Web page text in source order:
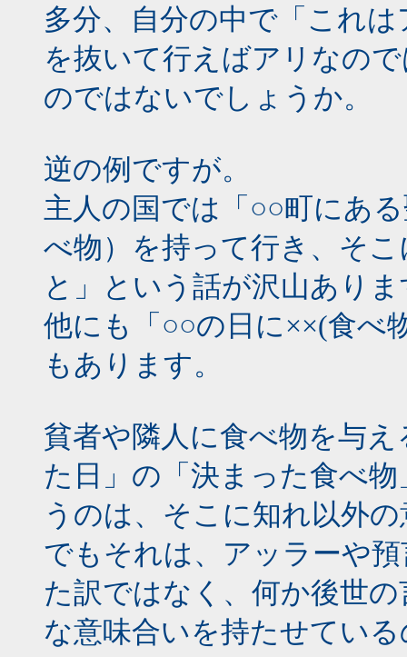
多分、自分の中で「これ
を抜いて行えばアリなの
のではないでしょうか。
逆の例ですが。
主人の国では「○○町にあ
べ物）を持って行き、そ
と」という話が沢山あり
他にも「○○の日に××(食べ
もあります。
貧者や隣人に食べ物を与
た日」の「決まった食べ
うのは、そこに知れ以外
でもそれは、アッラーや
た訳ではなく、何か後世
な意味合いを持たせてい